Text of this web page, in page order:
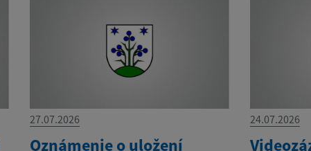
27.07.2026
Oznámenie o uložení
24.07.2026